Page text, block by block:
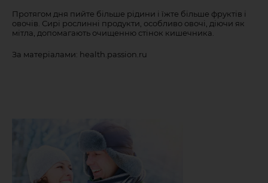
Протягом дня пийте більше рідини і їжте більше фруктів і
овочів. Сирі рослинні продукти, особливо овочі, діючи як
мітла, допомагають очищенню стінок кишечника.
За матеріалами: health.passion.ru